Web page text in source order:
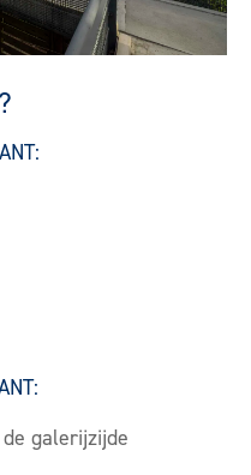
galerijzijde